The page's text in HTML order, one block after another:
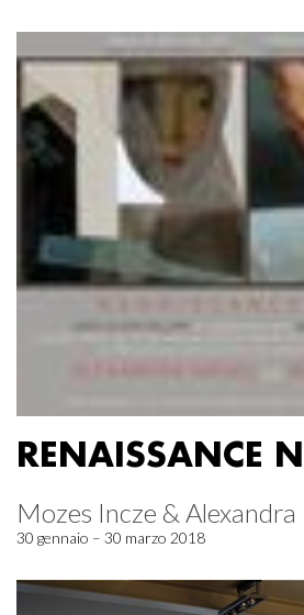
RENAISSANCE
Mozes Incze & Alexandra
30 gennaio – 30 marzo 2018